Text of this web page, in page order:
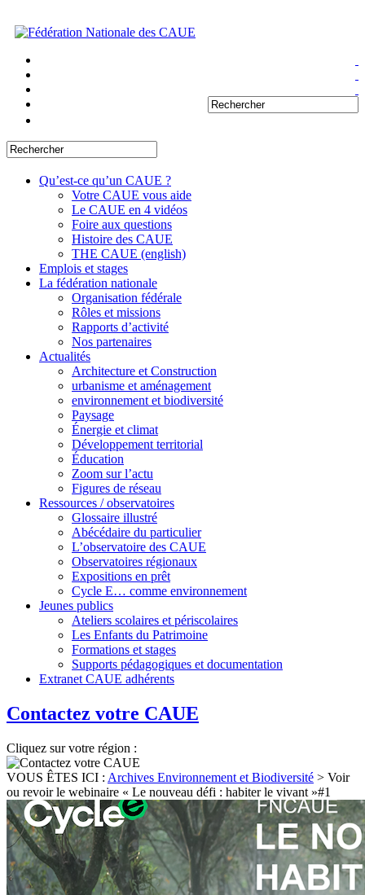
Qu’est-ce qu’un CAUE ?
Votre CAUE vous aide
Le CAUE en 4 vidéos
Foire aux questions
Histoire des CAUE
THE CAUE (english)
Emplois et stages
La fédération nationale
Organisation fédérale
Rôles et missions
Rapports d’activité
Nos partenaires
Actualités
Architecture et Construction
urbanisme et aménagement
environnement et biodiversité
Paysage
Énergie et climat
Développement territorial
Éducation
Zoom sur l’actu
Figures de réseau
Ressources / observatoires
Glossaire illustré
Abécédaire du particulier
L’observatoire des CAUE
Observatoires régionaux
Expositions en prêt
Cycle E… comme environnement
Jeunes publics
Ateliers scolaires et périscolaires
Les Enfants du Patrimoine
Formations et stages
Supports pédagogiques et documentation
Extranet CAUE adhérents
Contactez votre CAUE
Cliquez sur votre région :
VOUS ÊTES ICI : Archives Environnement et Biodiversité > Voir
ou revoir le webinaire « Le nouveau défi : habiter le vivant »#1